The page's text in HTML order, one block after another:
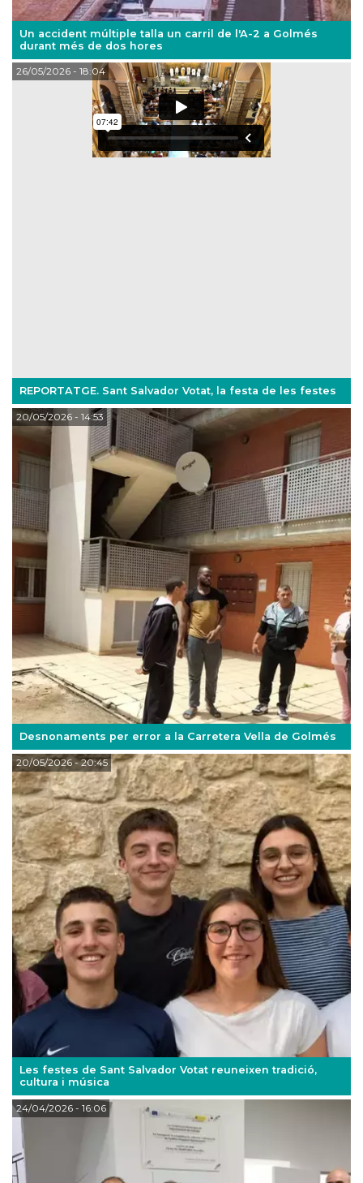
Un accident múltiple talla un carril de l'A-2 a Golmés
durant més de dos hores
REPORTATGE. Sant Salvador Votat, la festa de les festes
26/05/2026- 18:04
Desnonaments per error a la Carretera Vella de Golmés
20/05/2026- 14:53
Les festes de Sant Salvador Votat reuneixen tradició,
cultura i música
20/05/2026- 20:45
24/04/2026- 16:06